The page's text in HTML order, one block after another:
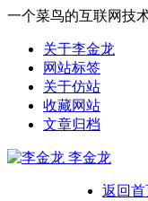
一个菜鸟的互联网技
关于李金龙
网站标签
关于仿站
收藏网站
文章归档
李金龙
返回首